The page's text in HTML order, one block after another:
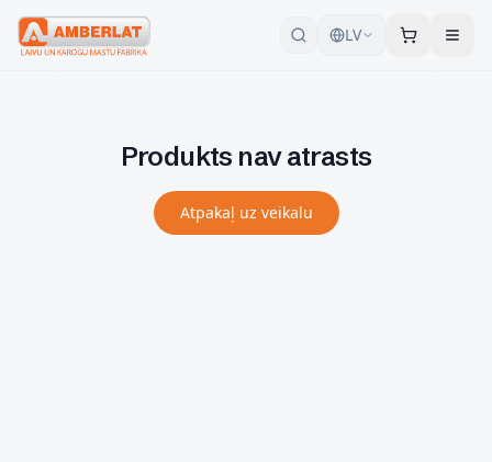
LV
Produkts nav atrasts
Atpakaļ uz veikalu